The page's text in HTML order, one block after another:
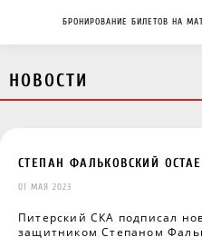
БРОНИРОВАНИЕ БИЛЕТОВ НА
НОВОСТИ
СТЕПАН ФАЛЬКОВСКИЙ
01 МАЯ 2023
Питерский СКА подписал
защитником Степаном